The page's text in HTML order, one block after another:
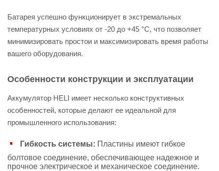
Батарея успешно функционирует в экстремальных
температурных условиях от -20 до +45 °С, что позволяет
минимизировать простои и максимизировать время работы
вашего оборудования.
Особенности конструкции и эксплуатации
Аккумулятор HELI имеет несколько конструктивных
особенностей, которые делают ее идеальной для
промышленного использования:
Гибкость системы: Пластины имеют гибкое
болтовое соединение, обеспечивающее надежное и
прочное электрическое и механическое соединение.